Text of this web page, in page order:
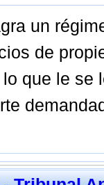
un
de
que le se